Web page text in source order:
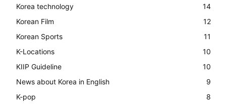
Korea technology
14
Korean Film
12
Korean Sports
11
K-Locations
10
KIIP Guideline
10
News about Korea in English
9
K-pop
8